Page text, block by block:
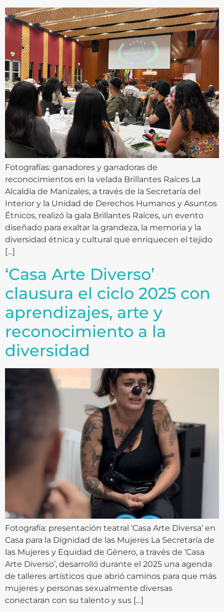
Fotografías: ganadores y ganadoras de
reconocimientos en la velada Brillantes Raíces La
Alcaldía de Manizales, a través de la Secretaría del
Interior y la Unidad de Derechos Humanos y Asuntos
Étnicos, realizó la gala Brillantes Raíces, un evento
diseñado para exaltar la grandeza, la memoria y la
diversidad étnica y cultural que enriquecen el tejido
[…]
‘Casa Arte Diverso’
clausura el ciclo 2025 con
aprendizajes, arte y
reconocimiento a la
diversidad
Fotografía: presentación teatral ‘Casa Arte Diversa’ en
Casa para la Dignidad de las Mujeres La Secretaría de
las Mujeres y Equidad de Género, a través de ‘Casa
Arte Diverso’, desarrolló durante el 2025 una agenda
de talleres artísticos que abrió caminos para que más
mujeres y personas sexualmente diversas
conectaran con su talento y sus […]